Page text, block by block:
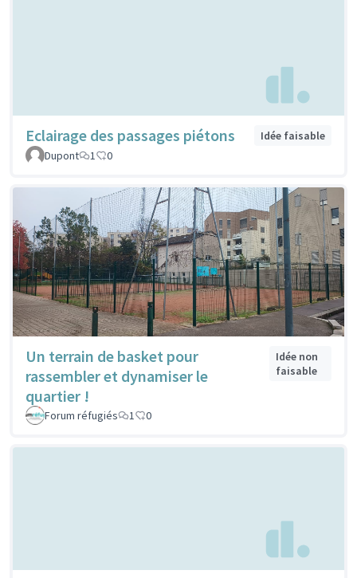
Eclairage des passages piétons
Idée faisable
Dupont
1 0
Un terrain de basket pour
rassembler et dynamiser le
quartier !
Idée non
faisable
Forum réfugiés 1 0